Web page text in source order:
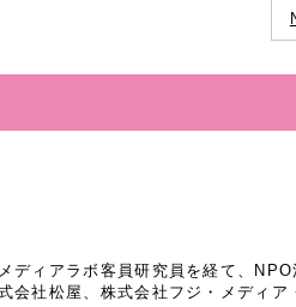
ィアラボ客員研究員を経て、NPO
会社松屋、株式会社フジ・メディア